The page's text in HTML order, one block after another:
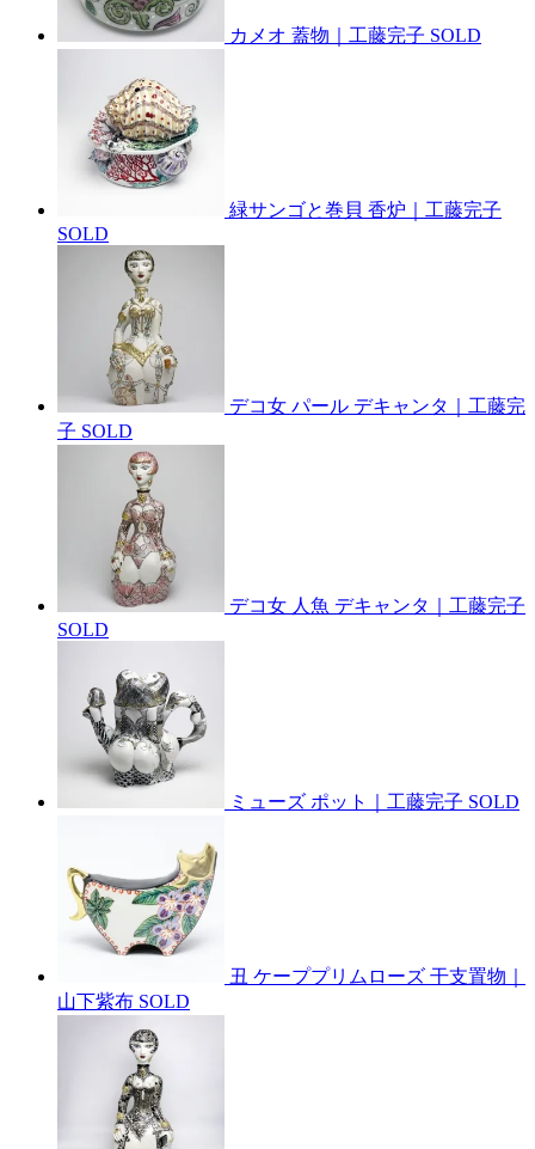
カメオ 蓋物｜工藤完子 SOLD
緑サンゴと巻貝 香炉｜工藤完子
SOLD
デコ女 パール デキャンタ｜工藤完
子 SOLD
デコ女 人魚 デキャンタ｜工藤完子
SOLD
ミューズ ポット｜工藤完子 SOLD
丑 ケーププリムローズ 干支置物｜
山下紫布 SOLD